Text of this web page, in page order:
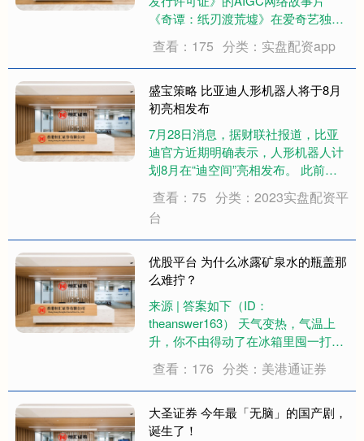
《奇谭：纸刃渡荒墟》在爱奇艺独家
色，应用AI(人工智能)进行全流程制
作，全片时长超60分钟。 从2025年
底AI漫剧进入主流视野，不到半年，
行....
查看：175 分类：实盘配资app
盛宝策略 比亚迪人形机器人将于8月
初亮相发布
7月28日消息，据财联社报道，比亚
迪官方近期明确表示，人形机器人计
划8月在“迪空间”亮相发布。 此前，
内容为“八月初，有个新朋友想来认识
你”，配图则是人形机器人剪影。 据
了解，今年5月，比亚迪执行副总裁
李柯在....
查看：75 分类：2023实盘配资平
台
优股平台 为什么冰露矿泉水的瓶盖那
么难拧？
来源 | 答案如下（ID：
theanswer163） 天气变热，气温上
升，你不由得动了在冰箱里囤一打瓶
装水的念头。 你看了看余额，自觉经
济窘迫，可又不想放弃实现“冰水自
由”。这时，冰露自然变成了你脑中的
头号选择。 冰露的价格几乎是市面上
瓶装....
查看：176 分类：美港通证券
大圣证券 今年最「无脑」的国产剧，
诞生了！